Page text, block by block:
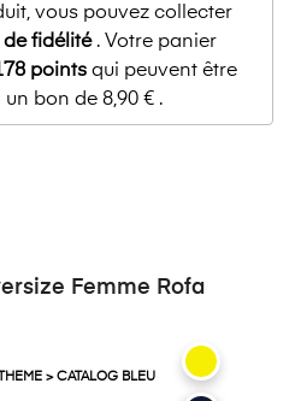
vous pouvez collecter
fidélité. Votre panier
pointsqui peuvent être
un bon de 8,90 €.
Femme Rofa
> CATALOG BLEU